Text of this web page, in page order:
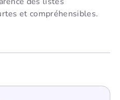
et compréhensibles.